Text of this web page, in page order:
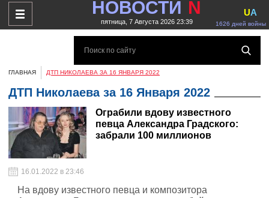
НОВОСТИ N
пятница, 7 Августа 2026 23:39 1626 дней войны
UA
ГЛАВНАЯ ДТП НИКОЛАЕВА ЗА 16 ЯНВАРЯ 2022
ДТП Николаева за 16 Января 2022
Ограбили вдову известного
певца Александра Градского:
забрали 100 миллионов
16.01.2022 в 23:46
На вдову известного певца и композитора